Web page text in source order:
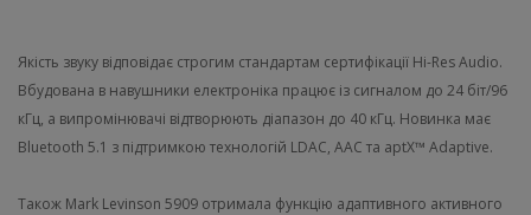
Якість звуку відповідає строгим стандартам сертифікації Hi-Res Audio.
Вбудована в навушники електроніка працює із сигналом до 24 біт/96
кГц, а випромінювачі відтворюють діапазон до 40 кГц. Новинка має
Bluetooth 5.1 з підтримкою технологій LDAC, AAC та aptX™ Adaptive.
Також Mark Levinson 5909 отримала функцію адаптивного активного